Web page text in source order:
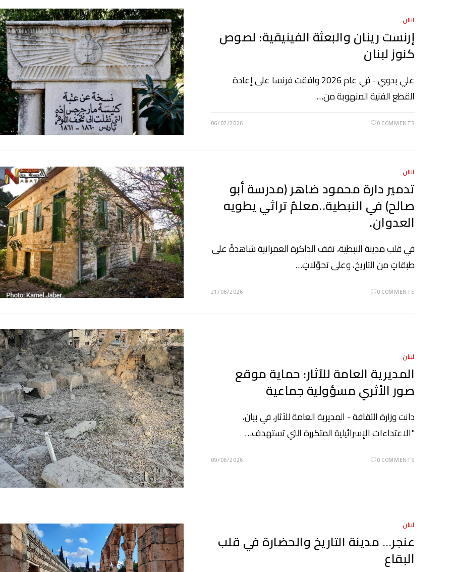
لبنان
إرنست رينان والبعثة الفينيقية: لصوص
كنوز لبنان
علي بدوي - في عام 2026 وافقت فرنسا على إعادة
القطع الفنية المنهوبة من…
0 COMMENTS
06/07/2026
لبنان
تدمير دارة محمود ضاهر (مدرسة أبو
صالح) في النبطية..معلمٌ تراثي يطويه
العدوان.
في قلب مدينة النبطية، تقف الذاكرة العمرانية شاهدةً على
طبقاتٍ من التاريخ، وعلى تحوّلاتٍ…
0 COMMENTS
21/06/2026
لبنان
المديرية العامة للآثار: حماية موقع
صور الأثري مسؤولية جماعية
دانت وزارة الثقافة - المديرية العامة للآثار، في بيان،
"الاعتداءات الإسرائيلية المتكررة التي تستهدف…
0 COMMENTS
09/06/2026
لبنان
عنجر… مدينة التاريخ والحضارة في قلب
البقاع